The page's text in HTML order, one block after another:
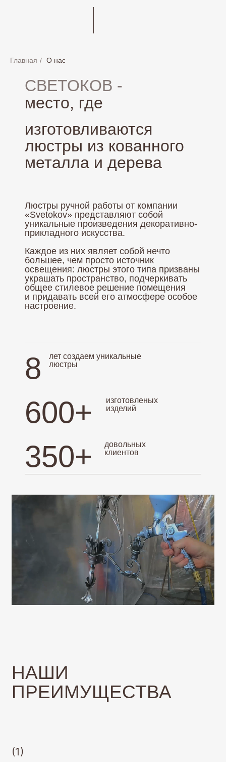
Главная / О нас
350+
довольных
клиентов
600+
изготовленых
изделий
8
лет создаем уникальные
люстры
Люстры ручной работы от компании
«Svetokov» представляют собой
уникальные произведения декоративно-
прикладного искусства.
Каждое из них являет собой нечто
большее, чем просто источник
освещения: люстры этого типа призваны
украшать пространство, подчеркивать
общее стилевое решение помещения
и придавать всей его атмосфере особое
настроение.
изготовливаются
люстры из кованного
металла и дерева
место, где
СВЕТОКОВ -
Мы готовы предложить вам различные
варианты готовых изделий, а так же
Уникальность
(2)
НАШИ
ПРЕИМУЩЕСТВА